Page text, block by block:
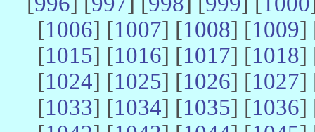
[1006] [1007] [1008] [1009]
[1015] [1016] [1017] [1018]
[1024] [1025] [1026] [1027]
[1033] [1034] [1035] [1036]